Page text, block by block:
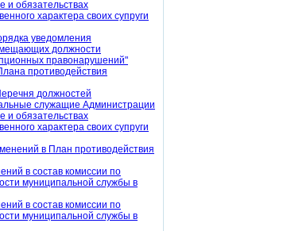
и обязательствах
характера своих супруги
уведомления
должности
правонарушений"
противодействия
должностей
служащие Администрации
и обязательствах
характера своих супруги
в План противодействия
в состав комиссии по
муниципальной службы в
в состав комиссии по
муниципальной службы в